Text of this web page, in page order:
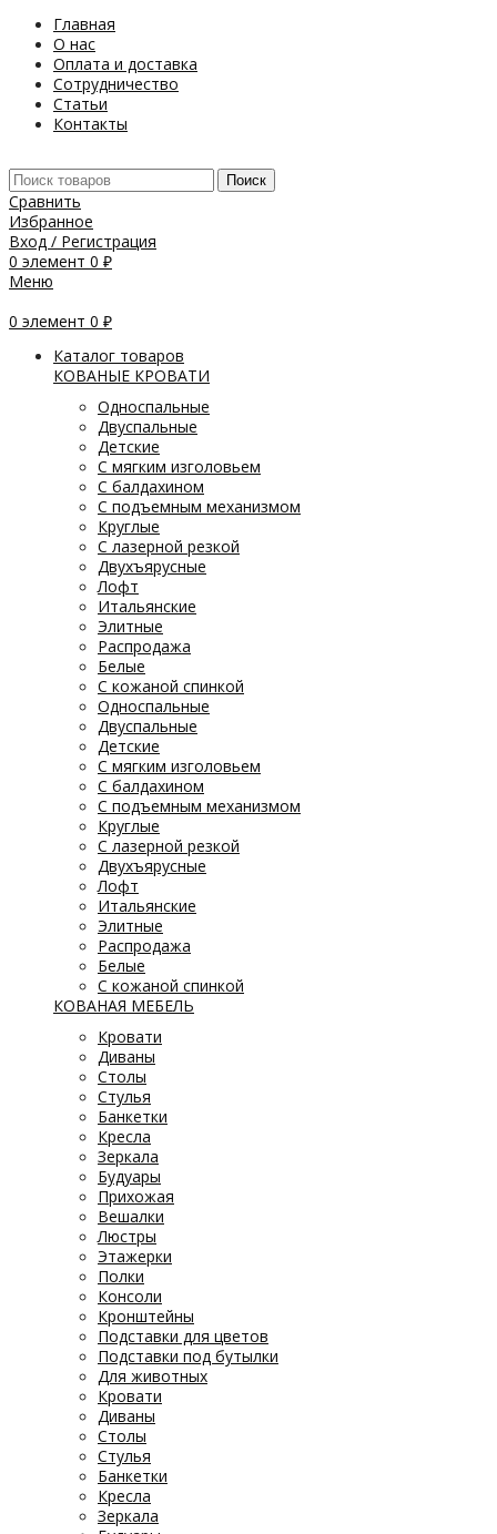
Главная
О нас
Оплата и доставка
Сотрудничество
Статьи
Контакты
Поиск
Сравнить
Избранное
Вход / Регистрация
0 элемент 0 ₽
Меню
0 элемент 0 ₽
Каталог товаров
КОВАНЫЕ КРОВАТИ
Односпальные
Двуспальные
Детские
С мягким изголовьем
С балдахином
С подъемным механизмом
Круглые
С лазерной резкой
Двухъярусные
Лофт
Итальянские
Элитные
Распродажа
Белые
С кожаной спинкой
Односпальные
Двуспальные
Детские
С мягким изголовьем
С балдахином
С подъемным механизмом
Круглые
С лазерной резкой
Двухъярусные
Лофт
Итальянские
Элитные
Распродажа
Белые
С кожаной спинкой
КОВАНАЯ МЕБЕЛЬ
Кровати
Диваны
Столы
Стулья
Банкетки
Кресла
Зеркала
Будуары
Прихожая
Вешалки
Люстры
Этажерки
Полки
Консоли
Кронштейны
Подставки для цветов
Подставки под бутылки
Для животных
Кровати
Диваны
Столы
Стулья
Банкетки
Кресла
Зеркала